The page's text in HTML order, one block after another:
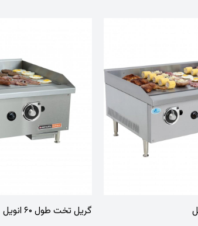
گریل تخت طول ۶۰ انویل